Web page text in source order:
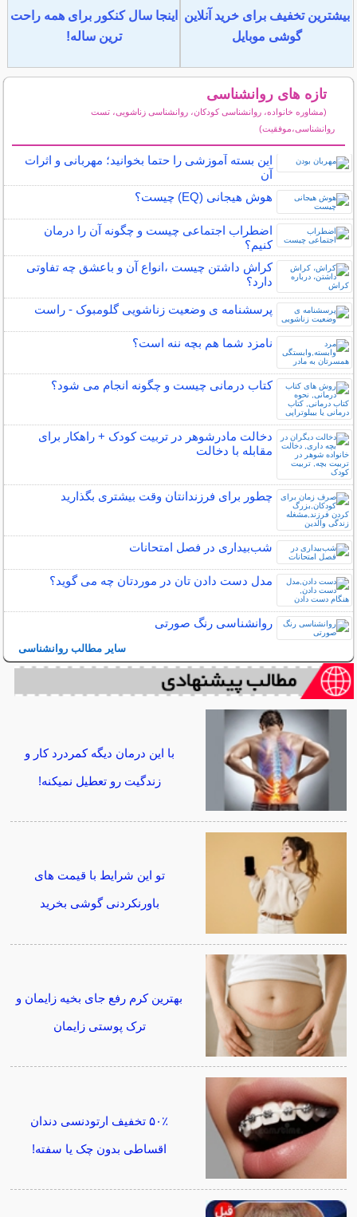
بیشترین تخفیف برای خرید آنلاین
گوشی موبایل
اینجا سال کنکور برای همه راحت
ترین ساله!
تازه های روانشناسی
(مشاوره خانواده، روانشناسی کودکان، روانشناسی زناشویی، تست
روانشناسی،موفقیت)
این بسته آموزشی را حتما بخوانید؛ مهربانی و اثرات
آن
هوش هیجانی (EQ) چیست؟
اضطراب اجتماعی چیست و چگونه آن را درمان
کنیم؟
کراش داشتن چیست ،انواع آن و باعشق چه تفاوتی
دارد؟
پرسشنامه ی وضعیت زناشویی گلومبوک - راست
نامزد شما هم بچه ننه است؟
کتاب درمانی چیست و چگونه انجام می شود؟
دخالت مادرشوهر در تربیت کودک + راهکار برای
مقابله با دخالت
چطور برای فرزندانتان وقت بیشتری بگذارید
شب‌بیداری در فصل امتحانات
مدل دست دادن تان در موردتان چه می گوید؟
روانشناسی رنگ صورتی
سایر مطالب روانشناسی
با این درمان دیگه کمردرد کار و
زندگیت رو تعطیل نمیکنه!
تو این شرایط با قیمت های
باورنکردنی گوشی بخرید
بهترین کرم رفع جای بخیه زایمان و
ترک پوستی زایمان
۵۰٪ تخفیف ارتودنسی دندان
اقساطی بدون چک یا سفته!